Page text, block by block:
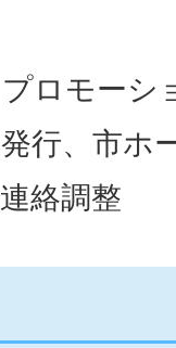
ロモーシ
行、市ホ
絡調整